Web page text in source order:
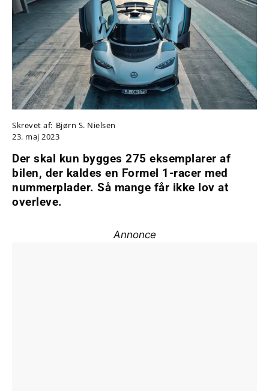
Skrevet af: Bjørn S. Nielsen
23. maj 2023
Der skal kun bygges 275 eksemplarer af
bilen, der kaldes en Formel 1-racer med
nummerplader. Så mange får ikke lov at
overleve.
Annonce